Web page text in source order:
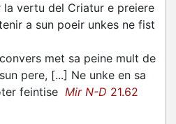
la vertu del Criatur e preiere
a sun poeir unkes ne fist
met sa peine mult de
pere, [...] Ne unke en sa
feintise Mir N-D 21.62